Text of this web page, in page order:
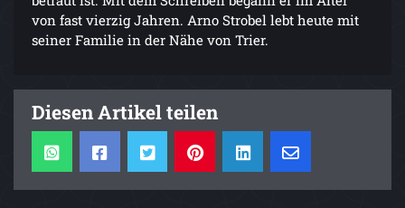
von fast vierzig Jahren. Arno Strobel lebt heute mit
seiner Familie in der Nähe von Trier.
Diesen Artikel teilen